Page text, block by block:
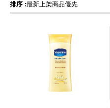
排序 :最新上架商品優先